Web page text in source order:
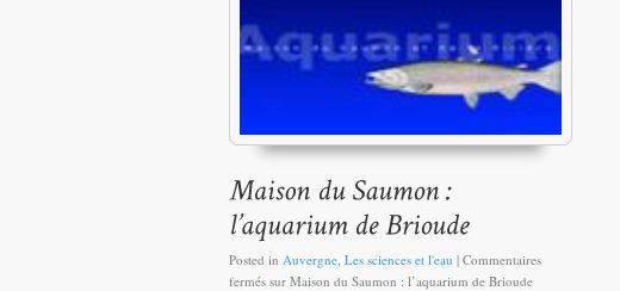
Posted in Auvergne Les sciences et l'eau | Commentaires
fermés sur Maison du Saumon : l’aquarium de Brioude